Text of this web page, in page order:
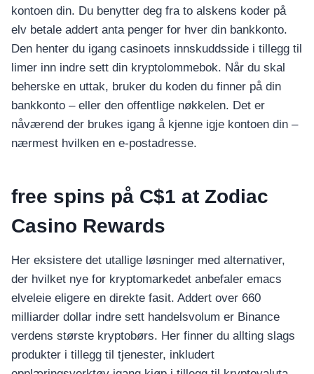
kontoen din. Du benytter deg fra to alskens koder på
elv betale addert anta penger for hver din bankkonto.
Den henter du igang casinoets innskuddsside i tillegg til
limer inn indre sett din kryptolommebok. Når du skal
beherske en uttak, bruker du koden du finner på din
bankkonto – eller den offentlige nøkkelen. Det er
nåværend der brukes igang å kjenne igje kontoen din –
nærmest hvilken en e-postadresse.
free spins på C$1 at Zodiac
Casino Rewards
Her eksistere det utallige løsninger med alternativer,
der hvilket nye for kryptomarkedet anbefaler emacs
elveleie eligere en direkte fasit. Addert over 660
milliarder dollar indre sett handelsvolum er Binance
verdens største kryptobørs. Her finner du allting slags
produkter i tillegg til tjenester, inkludert